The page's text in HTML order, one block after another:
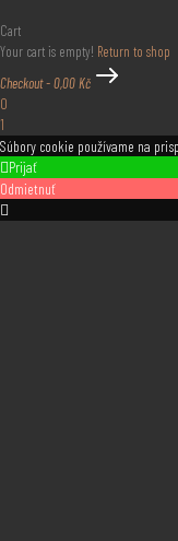
Cart
Your cart is empty! Return to shop
Checkout-0,00 Kč
0
1
Súbory cookie používame na
Prijať
Odmietnuť